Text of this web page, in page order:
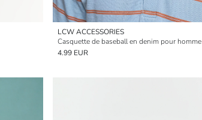
LCW ACCESSORIES
Casquette de baseball en denim pour homme
4.99 EUR